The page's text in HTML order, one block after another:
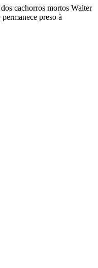
cachorros mortos Walter
preso à